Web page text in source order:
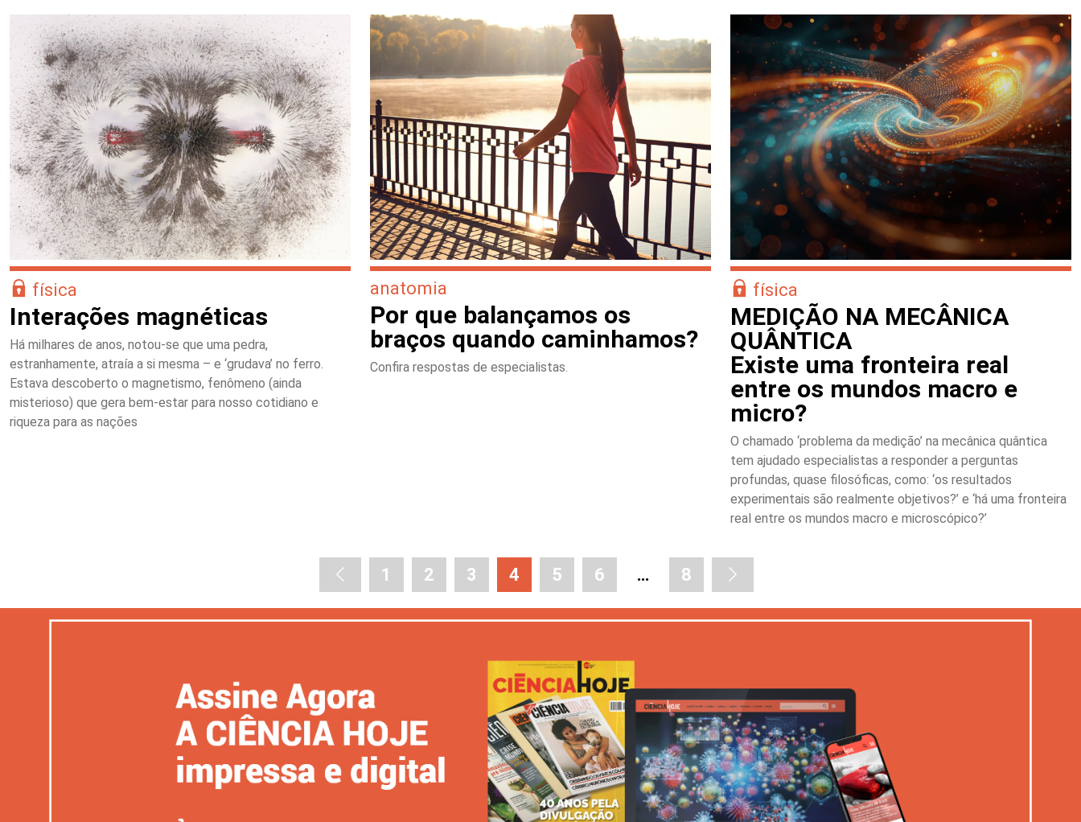
física
Interações magnéticas
Há milhares de anos, notou-se que uma pedra,
estranhamente, atraía a si mesma – e ‘grudava’ no ferro.
Estava descoberto o magnetismo, fenômeno (ainda
misterioso) que gera bem-estar para nosso cotidiano e
riqueza para as nações
anatomia
Por que balançamos os
braços quando caminhamos?
Confira respostas de especialistas.
física
MEDIÇÃO NA MECÂNICA
QUÂNTICA
Existe uma fronteira real
entre os mundos macro e
micro?
O chamado ‘problema da medição’ na mecânica quântica
tem ajudado especialistas a responder a perguntas
profundas, quase filosóficas, como: ‘os resultados
experimentais são realmente objetivos?’ e ‘há uma fronteira
real entre os mundos macro e microscópico?’
1 2 3 4 5 6 … 8